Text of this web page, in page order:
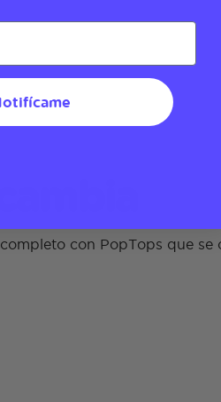
con PopTops que se